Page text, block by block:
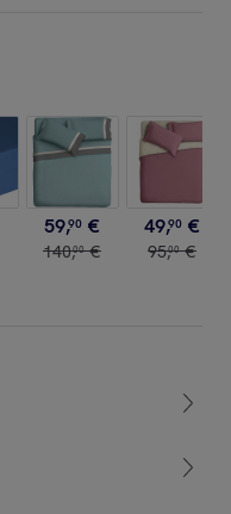
59,90 €
140,00 €
49,90 €
95,00 €